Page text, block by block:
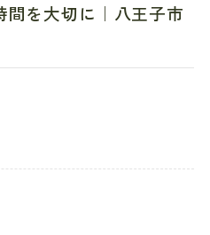
間を大切に｜八王子市